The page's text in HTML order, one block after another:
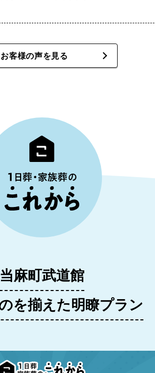
お客様の声を見る
当麻町武道館
を揃えた明瞭プラン